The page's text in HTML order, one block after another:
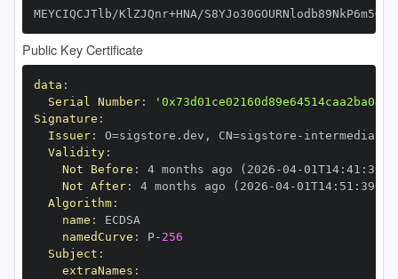
MEYCIQCJTlb/KlZJQnr+HNA/
Public Key Certificate
data :
Serial Number:
Signature :
Issuer: O=sigstore.dev , CN=sigstore -
Validity:
Not Before : 4 months ago (2026 -04-01T14: 41 :
Not After: 4 months ago (2026 -04-01T14: 51 : 39+00
Algorithm:
name :
namedCurve : P- 256
Subject :
extraNames :